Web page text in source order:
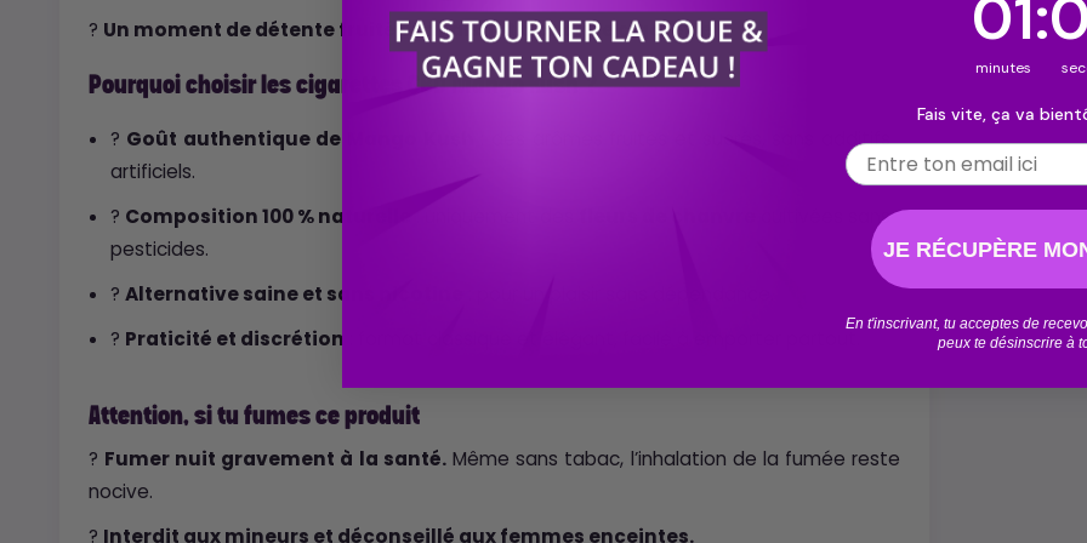
? Un moment de détente fruité et apaisant à chaque cigarette.
Pourquoi choisir les cigarettes CBD Mango Kush ?
? Goût authentique de Mango Kush
: des arômes fruités et sucrés, sans additifs
artificiels.
? Composition 100 % naturelle
cultivées sans
pesticides.
? Alternative saine et sans nicotine
? Praticité et discrétion
Attention, si tu fumes ce produit
? Fumer nuit gravement à la santé.Même sans tabac, l’inhalation de la fumée reste
nocive.
? Interdit aux mineurs et déconseillé aux femmes enceintes.
00
minutes
:
Fais vite, ça va
Email
JE RÉCUPÈRE
En t'inscrivant, tu acceptes de
peux te désinscrire à